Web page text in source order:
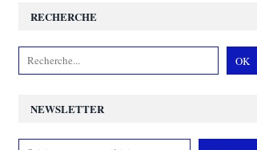
NEWSLETTER
RECHERCHE